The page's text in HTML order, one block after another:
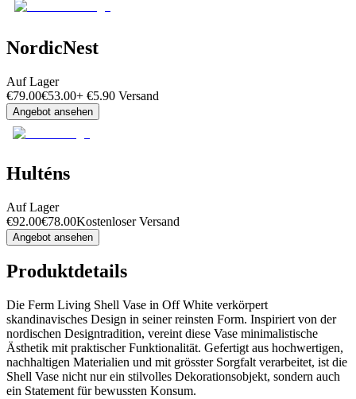
NordicNest
Auf Lager
€79.00€53.00+ €5.90 Versand
Angebot ansehen
Hulténs
Auf Lager
€92.00€78.00Kostenloser Versand
Angebot ansehen
Produktdetails
Die Ferm Living Shell Vase in Off White verkörpert
skandinavisches Design in seiner reinsten Form. Inspiriert von der
nordischen Designtradition, vereint diese Vase minimalistische
Ästhetik mit praktischer Funktionalität. Gefertigt aus hochwertigen,
nachhaltigen Materialien und mit grösster Sorgfalt verarbeitet, ist die
Shell Vase nicht nur ein stilvolles Dekorationsobjekt, sondern auch
ein Statement für bewussten Konsum.